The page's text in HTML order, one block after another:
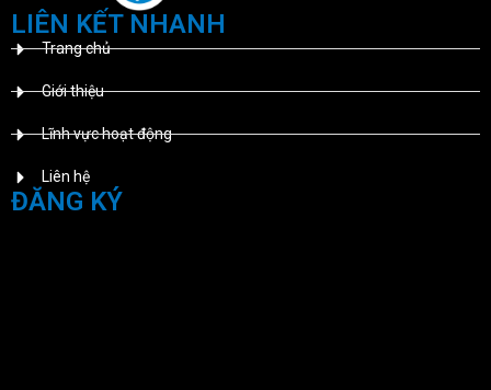
LIÊN KẾT NHANH
Trang chủ
Giới thiệu
Lĩnh vực hoạt động
Liên hệ
ĐĂNG KÝ